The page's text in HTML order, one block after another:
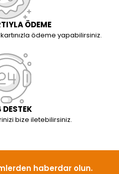
ÖDEME
ödeme yapabilirsiniz.
bize iletebilirsiniz.
haberdar olun.